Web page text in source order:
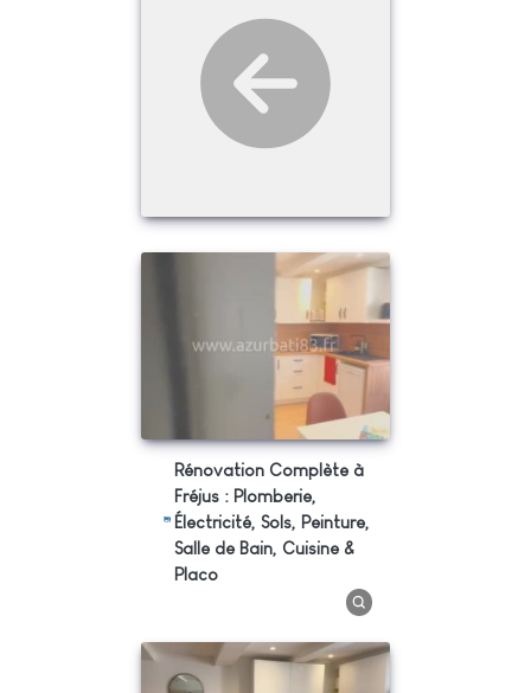
Rénovation Complète à
Fréjus : Plomberie,
Électricité, Sols, Peinture,
Salle de Bain, Cuisine &
Placo